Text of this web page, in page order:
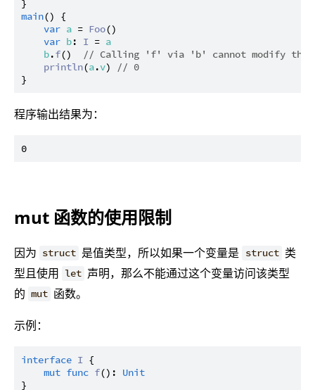
main() {
var a = Foo()
var b: I = a
b.f()
// Calling 'f' via 'b' cannot modify the
println(a.v)
// 0
程序输出结果为：
mut 函数的使用限制
因为 struct 是值类型，所以如果一个变量是 struct 类
型且使用 let 声明，那么不能通过这个变量访问该类型
的 mut 函数。
示例：
interface I {
mut func f(): Unit